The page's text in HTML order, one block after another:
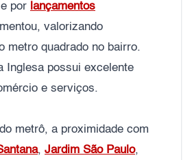
por lançamentos
valorizando
metro quadrado no bairro.
Inglesa possui excelente
e serviços.
metrô, a proximidade com
, Jardim São Paulo,